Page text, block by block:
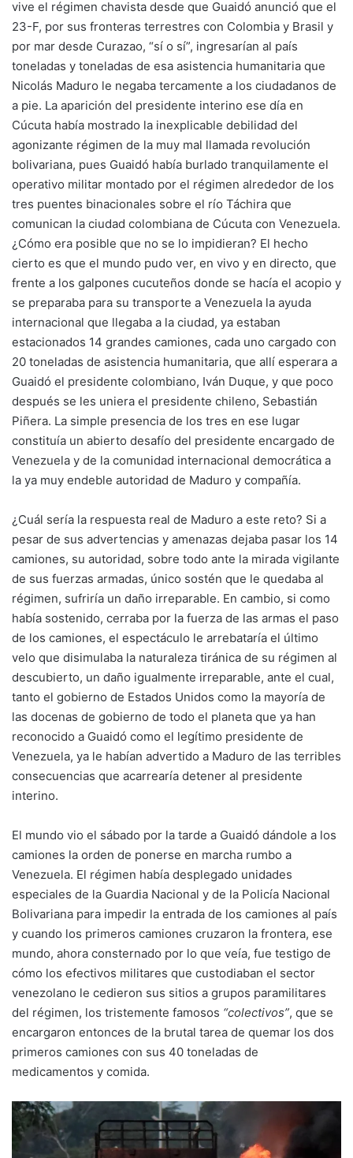
vive el régimen chavista desde que Guaidó anunció que el
23-F, por sus fronteras terrestres con Colombia y Brasil y
por mar desde Curazao, “sí o sí”, ingresarían al país
toneladas y toneladas de esa asistencia humanitaria que
Nicolás Maduro le negaba tercamente a los ciudadanos de
a pie. La aparición del presidente interino ese día en
Cúcuta había mostrado la inexplicable debilidad del
agonizante régimen de la muy mal llamada revolución
bolivariana, pues Guaidó había burlado tranquilamente el
operativo militar montado por el régimen alrededor de los
tres puentes binacionales sobre el río Táchira que
comunican la ciudad colombiana de Cúcuta con Venezuela.
¿Cómo era posible que no se lo impidieran? El hecho
cierto es que el mundo pudo ver, en vivo y en directo, que
frente a los galpones cucuteños donde se hacía el acopio y
se preparaba para su transporte a Venezuela la ayuda
internacional que llegaba a la ciudad, ya estaban
estacionados 14 grandes camiones, cada uno cargado con
20 toneladas de asistencia humanitaria, que allí esperara a
Guaidó el presidente colombiano, Iván Duque, y que poco
después se les uniera el presidente chileno, Sebastián
Piñera. La simple presencia de los tres en ese lugar
constituía un abierto desafío del presidente encargado de
Venezuela y de la comunidad internacional democrática a
la ya muy endeble autoridad de Maduro y compañía.
¿Cuál sería la respuesta real de Maduro a este reto? Si a
pesar de sus advertencias y amenazas dejaba pasar los 14
camiones, su autoridad, sobre todo ante la mirada vigilante
de sus fuerzas armadas, único sostén que le quedaba al
régimen, sufriría un daño irreparable. En cambio, si como
había sostenido, cerraba por la fuerza de las armas el paso
de los camiones, el espectáculo le arrebataría el último
velo que disimulaba la naturaleza tiránica de su régimen al
descubierto, un daño igualmente irreparable, ante el cual,
tanto el gobierno de Estados Unidos como la mayoría de
las docenas de gobierno de todo el planeta que ya han
reconocido a Guaidó como el legítimo presidente de
Venezuela, ya le habían advertido a Maduro de las terribles
consecuencias que acarrearía detener al presidente
interino.
El mundo vio el sábado por la tarde a Guaidó dándole a los
camiones la orden de ponerse en marcha rumbo a
Venezuela. El régimen había desplegado unidades
especiales de la Guardia Nacional y de la Policía Nacional
Bolivariana para impedir la entrada de los camiones al país
y cuando los primeros camiones cruzaron la frontera, ese
mundo, ahora consternado por lo que veía, fue testigo de
cómo los efectivos militares que custodiaban el sector
venezolano le cedieron sus sitios a grupos paramilitares
del régimen, los tristemente famosos “colectivos”, que se
encargaron entonces de la brutal tarea de quemar los dos
primeros camiones con sus 40 toneladas de
medicamentos y comida.